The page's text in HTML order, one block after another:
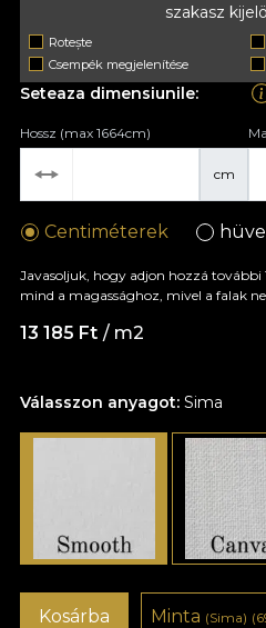
szakasz
Rotește
Csempék megjelenítése
Válasszon anyagot: Sima
Seteaza dimensiunile:
cm
Hossz (max 1664cm)
Centiméterek
Javasoljuk, hogy adjon hozzá további
mind a magassághoz, mivel a falak
13 185 Ft / m2
Kosárba Minta (Sima)